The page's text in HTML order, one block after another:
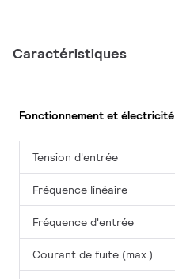
Caractéristiques
Fonctionnement et électricité
Tension d'entrée
Fréquence linéaire
Fréquence d'entrée
Courant de fuite (max.)